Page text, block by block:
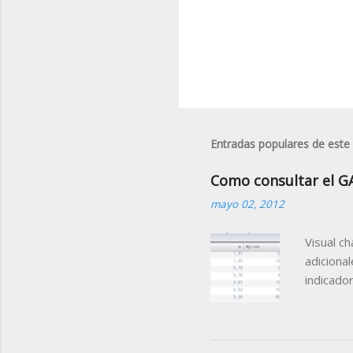
Entradas populares de
Como consultar el
mayo 02, 2012
Visual
la
de la